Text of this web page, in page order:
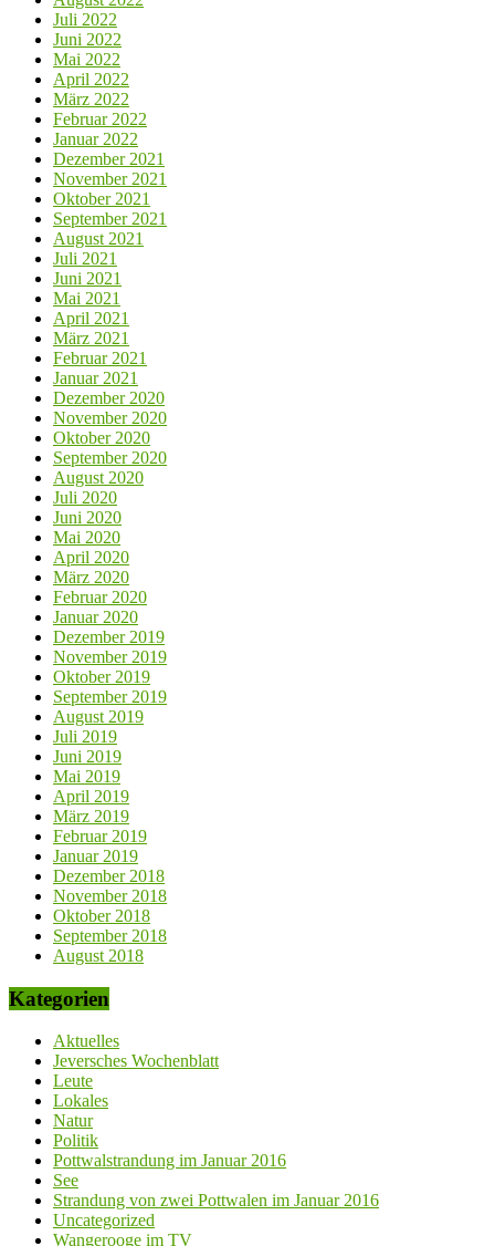
Juli 2022
Juni 2022
Mai 2022
April 2022
März 2022
Februar 2022
Januar 2022
Dezember 2021
November 2021
Oktober 2021
September 2021
August 2021
Juli 2021
Juni 2021
Mai 2021
April 2021
März 2021
Februar 2021
Januar 2021
Dezember 2020
November 2020
Oktober 2020
September 2020
August 2020
Juli 2020
Juni 2020
Mai 2020
April 2020
März 2020
Februar 2020
Januar 2020
Dezember 2019
November 2019
Oktober 2019
September 2019
August 2019
Juli 2019
Juni 2019
Mai 2019
April 2019
März 2019
Februar 2019
Januar 2019
Dezember 2018
November 2018
Oktober 2018
September 2018
August 2018
Kategorien
Aktuelles
Jeversches Wochenblatt
Leute
Lokales
Natur
Politik
Pottwalstrandung im Januar 2016
See
Strandung von zwei Pottwalen im Januar 2016
Uncategorized
Wangerooge im TV